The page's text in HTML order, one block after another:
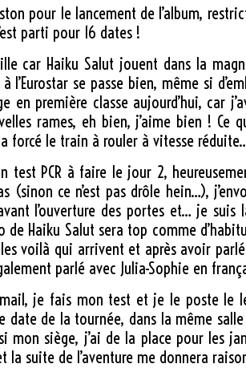
pour le lancement de l’album,
parti pour 16 dates !
car Haiku Salut jouent dans la
l’Eurostar se passe bien, même si
en première classe aujourd’hui, car
rames, eh bien, j’aime bien ! Ce
forcé le train à rouler à vitesse
test PCR à faire le jour 2,
(sinon ce n’est pas drôle hein…),
l’ouverture des portes et… je
Haiku Salut sera top comme
voilà qui arrivent et après avoir
parlé avec Julia-Sophie en
je fais mon test et je le poste le
date de la tournée, dans la même
mon siège, j’ai de la place pour les
la suite de l’aventure me donnera